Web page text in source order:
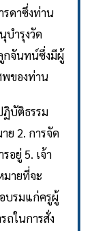
ดาซึ่งท่าน
บำรุงวัด
กจันทน์ซึ่งมีผู้
พของท่าน
ฏิบัติธรรม
ย 2. การจัด
อยู่ 5. เจ้า
ายที่จะ
บรมแก่ครูผู้
ถในการสั่ง